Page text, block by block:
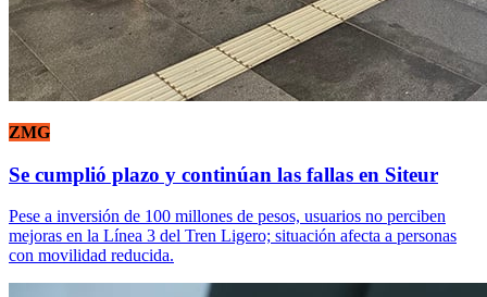
ZMG
Se cumplió plazo y continúan las fallas en Siteur
Pese a inversión de 100 millones de pesos, usuarios no perciben
mejoras en la Línea 3 del Tren Ligero; situación afecta a personas
con movilidad reducida.